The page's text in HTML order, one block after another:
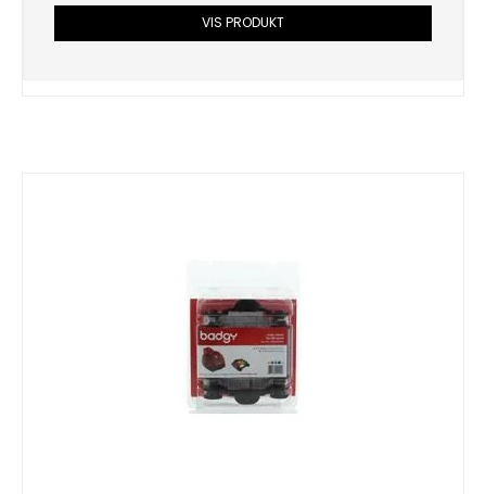
VIS PRODUKT